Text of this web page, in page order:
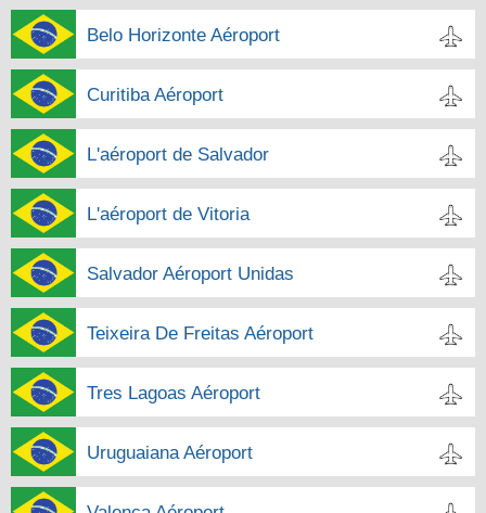
Belo Horizonte Aéroport
Curitiba Aéroport
L'aéroport de Salvador
L'aéroport de Vitoria
Salvador Aéroport Unidas
Teixeira De Freitas Aéroport
Tres Lagoas Aéroport
Uruguaiana Aéroport